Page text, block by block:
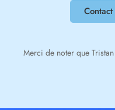
Merci de noter que